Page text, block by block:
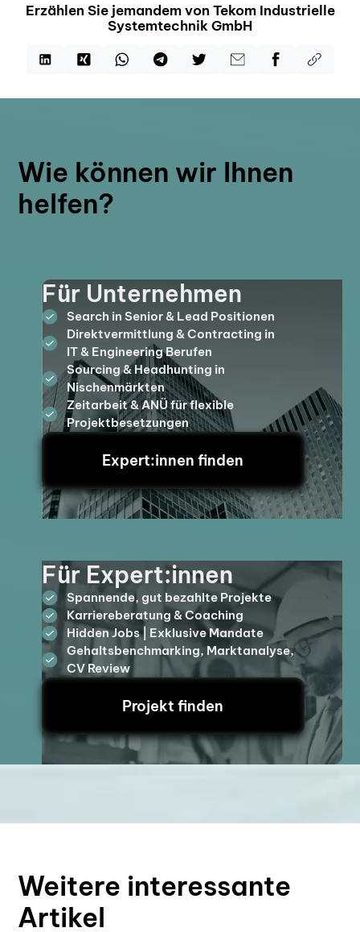
Erzählen Sie jemandem von Tekom Industrielle
Systemtechnik GmbH
Wie können wir Ihnen
helfen?
Für Unternehmen
Search in Senior & Lead Positionen
Direktvermittlung & Contracting in
IT & Engineering Berufen
Sourcing & Headhunting in
Nischenmärkten
Zeitarbeit & ANÜ für flexible
Projektbesetzungen
Expert:innen finden
Für Expert:innen
Spannende, gut bezahlte Projekte
Karriereberatung & Coaching
Hidden Jobs | Exklusive Mandate
Gehaltsbenchmarking, Marktanalyse,
CV Review
Projekt finden
Weitere interessante
Artikel